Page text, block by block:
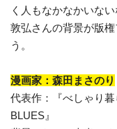
く人もなかなかいな
敦弘さんの背景が版
う。
漫画家：森田まさのり
代表作：『べしゃり
BLUES』